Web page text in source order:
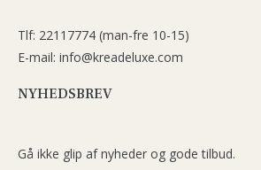
Tlf: 22117774 (man-fre 10-15)
E-mail: info@kreadeluxe.com
NYHEDSBREV
Gå ikke glip af nyheder og gode tilbud.